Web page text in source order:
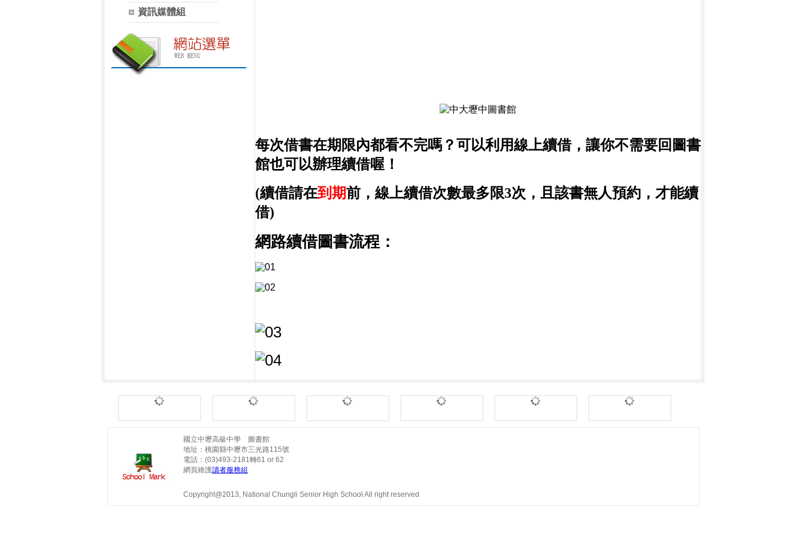
資訊媒體組
每次借書在期限內都看不完嗎？可以利用線上續借，讓你不需要回圖書
館也可以辦理續借喔！
(續借請在到期前，線上續借次數最多限3次，且該書無人預約，才能續
借)
網路續借圖書流程：
國立中壢高級中學 圖書館
地址：桃園縣中壢市三光路115號
電話：(03)493-2181轉61 or 62
網頁維護讀者服務組
Copyright@2013, National Chungli Senior High School All right reserved